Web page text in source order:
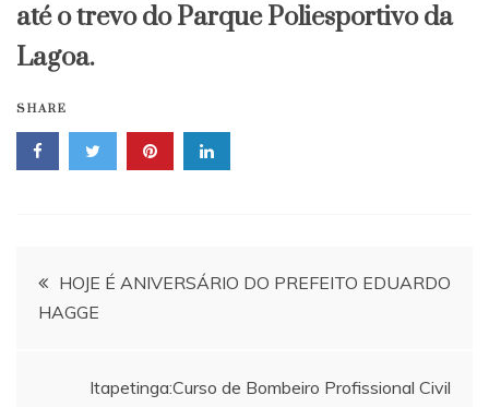
até o trevo do Parque Poliesportivo da
Lagoa.
SHARE
Navegação
de
HOJE É ANIVERSÁRIO DO PREFEITO EDUARDO
HAGGE
Itapetinga:Curso de Bombeiro Profissional Civil